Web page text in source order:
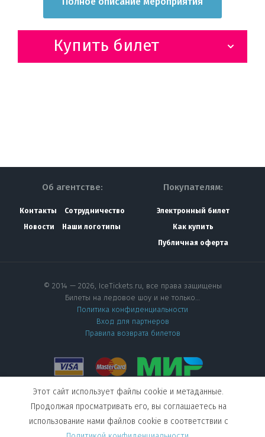
Купить билет
Об агентстве:
Контакты
Сотрудничество
Новости
Наши логотипы
Покупателям:
Электронный билет
Как купить
Публичная оферта
© 2014 — 2026, IceTickets.ru, все права защищены
Билеты на ледовое шоу и не только…
Политика конфиденциальности
Вход для партнеров
Правила возврата билетов
Мы в социальных сетях
Создание сайта—
Этот сайт использует файлы cookie и метаданные.
Продолжая просматривать его, вы соглашаетесь на
использование нами файлов cookie в соответствии с